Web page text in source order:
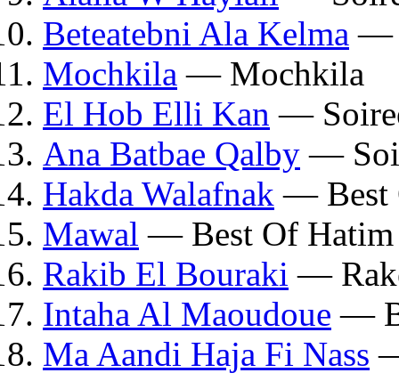
Beteatebni Ala Kelma —
Mochkila — Mochkila
El Hob Elli Kan —
Ana Batbae Qalby —
Hakda Walafnak — Best
Mawal — Best Of Hatim
Rakib El Bouraki —
Intaha Al Maoudoue —
Ma Aandi Haja Fi Nass